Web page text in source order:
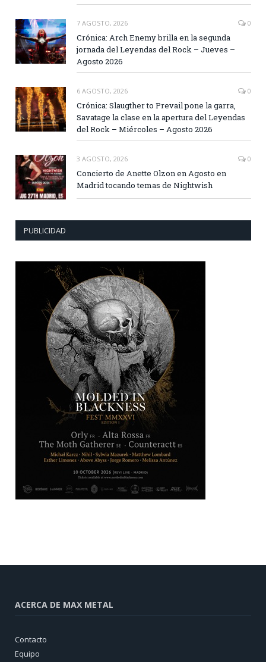
7 AGOSTO, 2026 0
Crónica: Arch Enemy brilla en la segunda
jornada del Leyendas del Rock – Jueves –
Agosto 2026
6 AGOSTO, 2026 0
Crónica: Slaugther to Prevail pone la garra,
Savatage la clase en la apertura del Leyendas
del Rock – Miércoles – Agosto 2026
3 AGOSTO, 2026 0
Concierto de Anette Olzon en Agosto en
Madrid tocando temas de Nightwish
PUBLICIDAD
ACERCA DE MAX METAL
Contacto
Equipo